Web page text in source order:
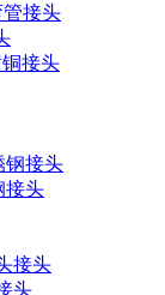
管接头
铜接头
接头
头